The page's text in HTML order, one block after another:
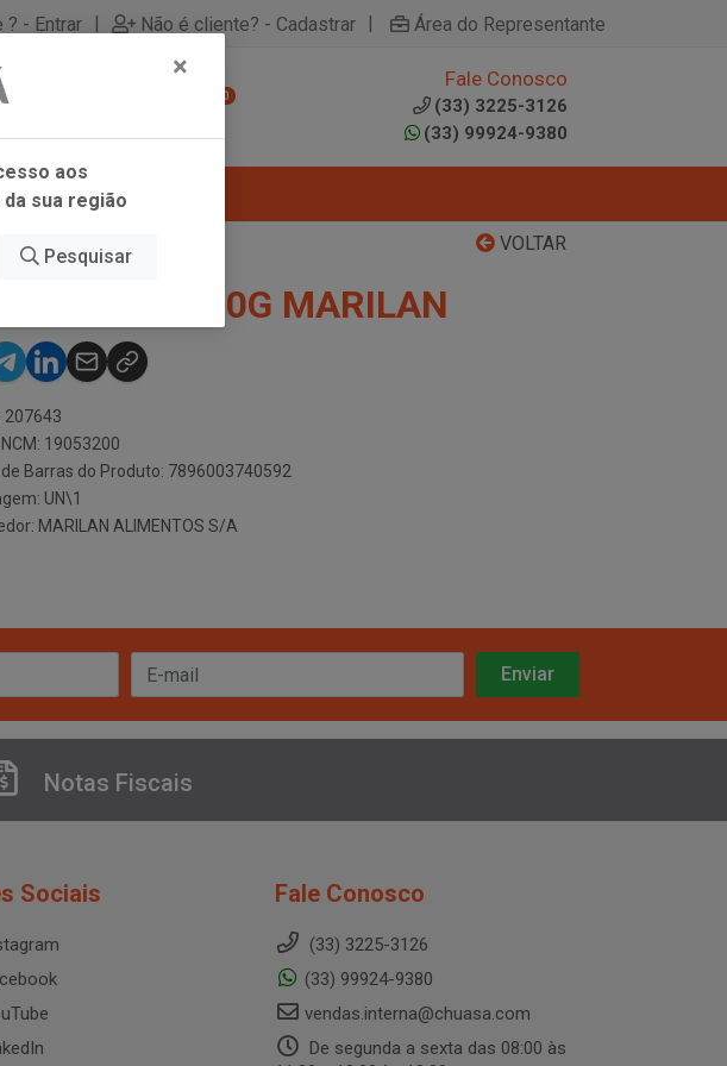
? - Entrar | Não é cliente? - Cadastrar | Área do Representante
0
Fale Conosco
(33) 3225-3126
(33) 99924-9380
VOLTAR
LIMAO 70G MARILAN
207643
19053200
Barras do Produto: 7896003740592
UN\1
MARILAN ALIMENTOS S/A
Notas Fiscais
Sociais Fale Conosco
(33) 3225-3126
(33) 99924-9380
vendas.interna@chuasa.com
De segunda a sexta das 08:00 às
×
aos
sua região
Pesquisar